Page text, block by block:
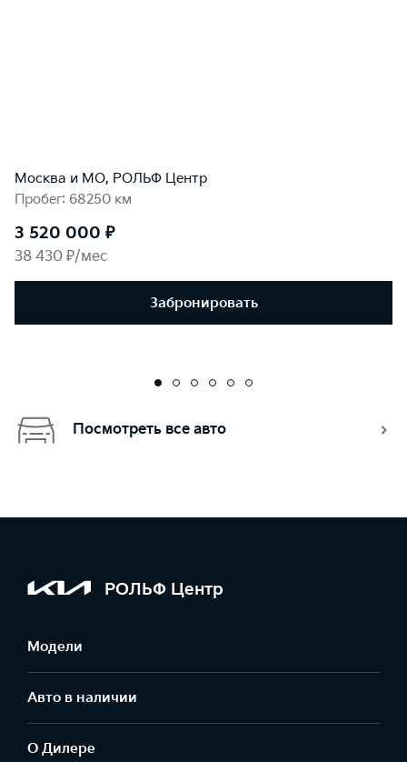
Москва и МО, РОЛЬФ Центр
Пробег: 68250 км
3 520 000 ₽
38 430 ₽/мес
Забронировать
Посмотреть все авто
РОЛЬФ Центр
Модели
Авто в наличии
О Дилере